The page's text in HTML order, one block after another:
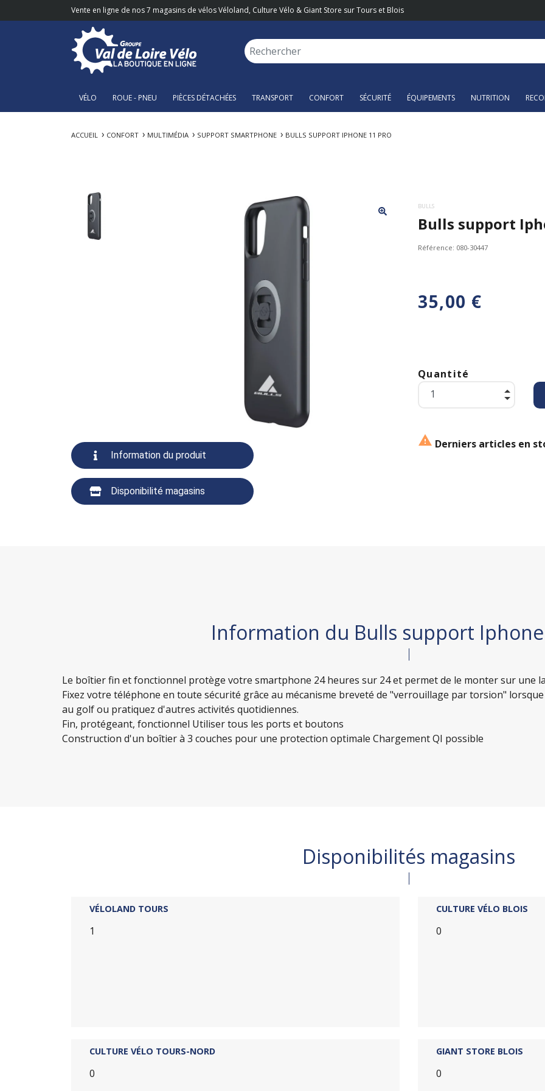
Vente en ligne de nos 7 magasins de vélos Véloland, Culture Vélo & Giant Store sur Tours et Blois
VÉLO ROUE - PNEU PIÈCES DÉTACHÉES TRANSPORT CONFORT SÉCURITÉ ÉQUIPEMENTS NUTRITION
ACCUEIL CONFORT MULTIMÉDIA SUPPORT SMARTPHONE BULLS SUPPORT IPHONE 11 PRO
Information du produit
Disponibilité magasins
BULLS
Bulls support
Référence: 080-30447
35,00 €
Quantité
 Derniers articles en
Information du Bulls support
Le boîtier fin et fonctionnel protège votre smartphone 24 heures sur 24 et permet de le monter sur une
Fixez votre téléphone en toute sécurité grâce au mécanisme breveté de "verrouillage par torsion"
au golf ou pratiquez d'autres activités quotidiennes.
Fin, protégeant, fonctionnel Utiliser tous les ports et boutons
Construction d'un boîtier à 3 couches pour une protection optimale Chargement QI possible
Disponibilités magasins
VÉLOLAND TOURS
1
CULTURE VÉLO BLOIS
0
CULTURE VÉLO TOURS-NORD
0
GIANT STORE BLOIS
0